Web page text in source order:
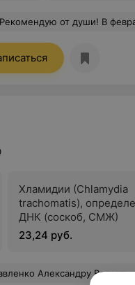
операция на груди. Врач очень внимательный, с чувством
Хламидии (Chlamydia
trachomatis),
ДНК (соскоб, СМЖ)
23,24 руб.
молодой! Мне 39 лет, хотя уже давно хотела сделать эту операцию, все откладывала... Пока не могу привыкнуть к новой себе, очень красиво! Операция прошла легко, по стоимости совсем недорого.